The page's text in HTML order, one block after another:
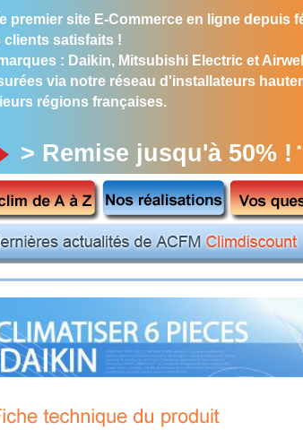
premier site E-Commerce en ligne depuis
clients satisfaits !
: Daikin, Mitsubishi Electric et
via notre réseau d'installateurs
régions françaises.
> Remise jusqu'à 50% ! *